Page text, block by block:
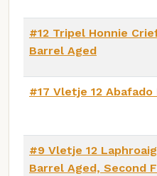
#12 Tripel Honnie
Barrel Aged
#17 Vletje 12
#9 Vletje 12
Barrel Aged, Second